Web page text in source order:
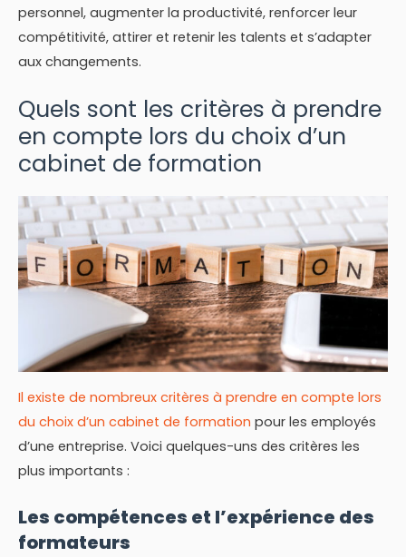
personnel, augmenter la productivité, renforcer leur
compétitivité, attirer et retenir les talents et s’adapter
aux changements.
Quels sont les critères à prendre
en compte lors du choix d’un
cabinet de formation
Il existe de nombreux critères à prendre en compte lors
du choix d’un cabinet de formation pour les employés
d’une entreprise. Voici quelques-uns des critères les
plus importants :
Les compétences et l’expérience des
formateurs